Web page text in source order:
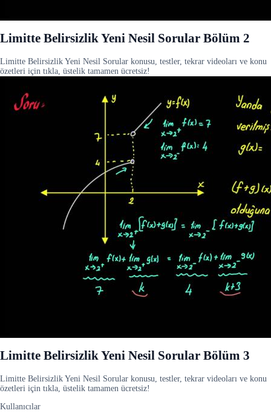
Limitte Belirsizlik Yeni Nesil Sorular Bölüm 2
Limitte Belirsizlik Yeni Nesil Sorular konusu, testler, tekrar videoları ve konu
özetleri için tıkla, üstelik tamamen ücretsiz!
Limitte Belirsizlik Yeni Nesil Sorular Bölüm 3
Limitte Belirsizlik Yeni Nesil Sorular konusu, testler, tekrar videoları ve konu
özetleri için tıkla, üstelik tamamen ücretsiz!
Kullanıcılar